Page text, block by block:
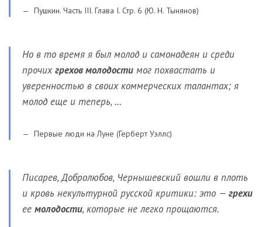
Пушкин. Часть III. Глава I. Стр. 6 (Ю. Н. Тынянов)
Но в то время я был молод и самонадеян и среди
прочихгрехов молодости мог похвастать и
уверенностью в своих коммерческих талантах; я
молод еще и теперь, …
Первые люди на Луне (Герберт Уэллс)
Писарев, Добролюбов, Чернышевский вошли в плоть
и кровь некультурной русской критики: это — грехи
ее молодости, которые не легко прощаются.